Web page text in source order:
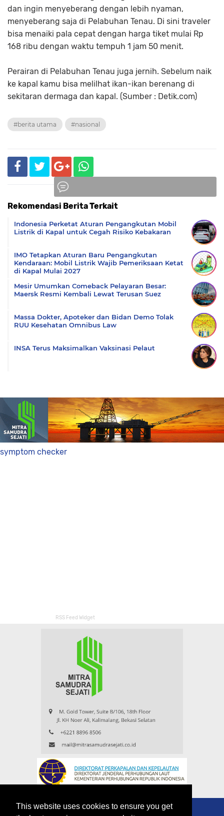
This website uses cookies to ensure you get
dan ingin menyeberang dengan lebih nyaman,
menyeberang saja di Pelabuhan Tenau. Di sini traveler
bisa menaiki pala cepat dengan harga tiket mulai Rp
168 ribu dengan waktu tempuh 1 jam 50 menit.
Perairan di Pelabuhan Tenau juga jernih. Sebelum naik
ke kapal kamu bisa melilhat ikan-ikan berenang di
sekitaran dermaga dan kapal. (Sumber : Detik.com)
#berita utama #nasional
Rekomendasi Berita Terkait
Indonesia Perketat Aturan Pengangkutan Mobil
Listrik di Kapal untuk Cegah Risiko Kebakaran
IMO Tetapkan Aturan Baru Pengangkutan
Kendaraan: Mobil Listrik Wajib Pemeriksaan Ketat
di Kapal Mulai 2027
Mesir Umumkan Comeback Pelayaran Besar:
Maersk Resmi Kembali Lewat Terusan Suez
Massa Dokter, Apoteker dan Bidan Demo Tolak
RUU Kesehatan Omnibus Law
INSA Terus Maksimalkan Vaksinasi Pelaut
symptom checker
RSS Feed Widget